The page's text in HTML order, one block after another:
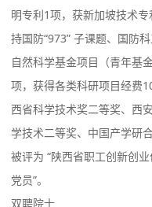
明专利1项，获新加坡技术
持国防“973” 子课题、国防
自然科学基金项目（青年基
项，获得各类科研项目经费
西省科学技术奖二等奖、西
学技术二等奖、中国产学研
被评为 “陕西省职工创新创
党员”。
双聘院士